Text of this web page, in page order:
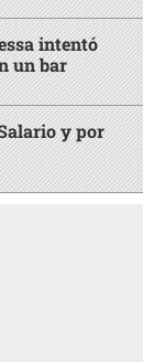
intentó
un bar
y por